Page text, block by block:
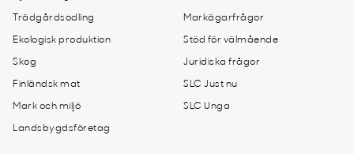
Trädgårdsodling
Ekologisk produktion
Skog
Finländsk mat
Mark och miljö
Landsbygdsföretag
Markägarfrågor
Stöd för välmående
Juridiska frågor
SLC Just nu
SLC Unga